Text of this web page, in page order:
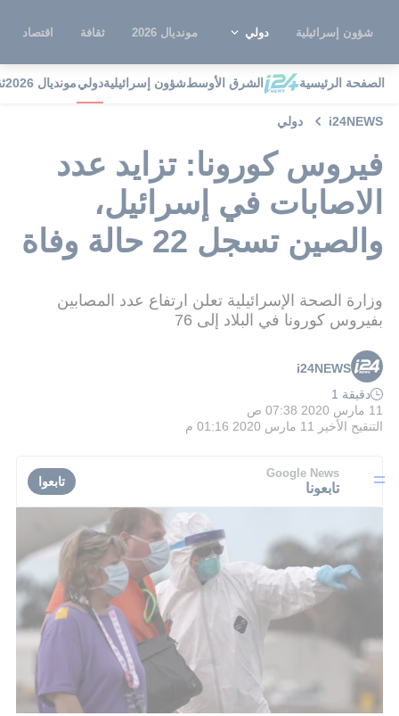
شؤون إسرائيلية دولي مونديال 2026 ثقافة اقتصاد
الصفحة الرئيسية الشرق الأوسطشؤون إسرائيليةدوليمونديال 2026
i24NEWS دولي
فيروس كورونا: تزايد عدد
الاصابات في إسرائيل،
والصين تسجل 22 حالة وفاة
وزارة الصحة الإسرائيلية تعلن ارتفاع عدد المصابين
بفيروس كورونا في البلاد إلى 76
i24NEWS
دقيقة 1
11 مارس 2020 07:38 ص
التنقيح الأخير
11 مارس 2020 01:16 م
Google News
تابعونا تابعوا